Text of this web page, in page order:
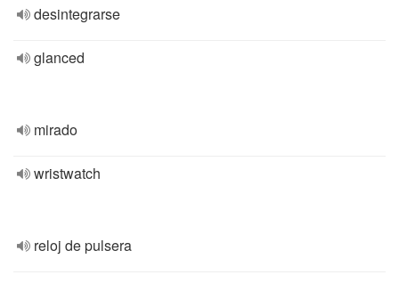
desintegrarse
glanced
mirado
wristwatch
reloj de pulsera